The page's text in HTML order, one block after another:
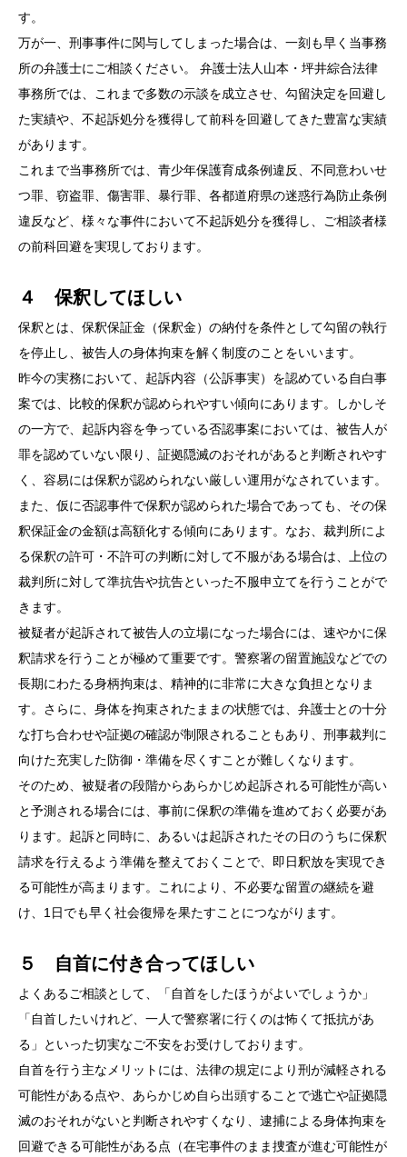
す。
万が一、刑事事件に関与してしまった場合は、一刻も早く当事務
所の弁護士にご相談ください。 弁護士法人山本・坪井綜合法律
事務所では、これまで多数の示談を成立させ、勾留決定を回避し
た実績や、不起訴処分を獲得して前科を回避してきた豊富な実績
があります。
これまで当事務所では、青少年保護育成条例違反、不同意わいせ
つ罪、窃盗罪、傷害罪、暴行罪、各都道府県の迷惑行為防止条例
違反など、様々な事件において不起訴処分を獲得し、ご相談者様
の前科回避を実現しております。
４ 保釈してほしい
保釈とは、保釈保証金（保釈金）の納付を条件として勾留の執行
を停止し、被告人の身体拘束を解く制度のことをいいます。
昨今の実務において、起訴内容（公訴事実）を認めている自白事
案では、比較的保釈が認められやすい傾向にあります。しかしそ
の一方で、起訴内容を争っている否認事案においては、被告人が
罪を認めていない限り、証拠隠滅のおそれがあると判断されやす
く、容易には保釈が認められない厳しい運用がなされています。
また、仮に否認事件で保釈が認められた場合であっても、その保
釈保証金の金額は高額化する傾向にあります。なお、裁判所によ
る保釈の許可・不許可の判断に対して不服がある場合は、上位の
裁判所に対して準抗告や抗告といった不服申立てを行うことがで
きます。
被疑者が起訴されて被告人の立場になった場合には、速やかに保
釈請求を行うことが極めて重要です。警察署の留置施設などでの
長期にわたる身柄拘束は、精神的に非常に大きな負担となりま
す。さらに、身体を拘束されたままの状態では、弁護士との十分
な打ち合わせや証拠の確認が制限されることもあり、刑事裁判に
向けた充実した防御・準備を尽くすことが難しくなります。
そのため、被疑者の段階からあらかじめ起訴される可能性が高い
と予測される場合には、事前に保釈の準備を進めておく必要があ
ります。起訴と同時に、あるいは起訴されたその日のうちに保釈
請求を行えるよう準備を整えておくことで、即日釈放を実現でき
る可能性が高まります。これにより、不必要な留置の継続を避
け、1日でも早く社会復帰を果たすことにつながります。
５ 自首に付き合ってほしい
よくあるご相談として、「自首をしたほうがよいでしょうか」
「自首したいけれど、一人で警察署に行くのは怖くて抵抗があ
る」といった切実なご不安をお受けしております。
自首を行う主なメリットには、法律の規定により刑が減軽される
可能性がある点や、あらかじめ自ら出頭することで逃亡や証拠隠
滅のおそれがないと判断されやすくなり、逮捕による身体拘束を
回避できる可能性がある点（在宅事件のまま捜査が進む可能性が